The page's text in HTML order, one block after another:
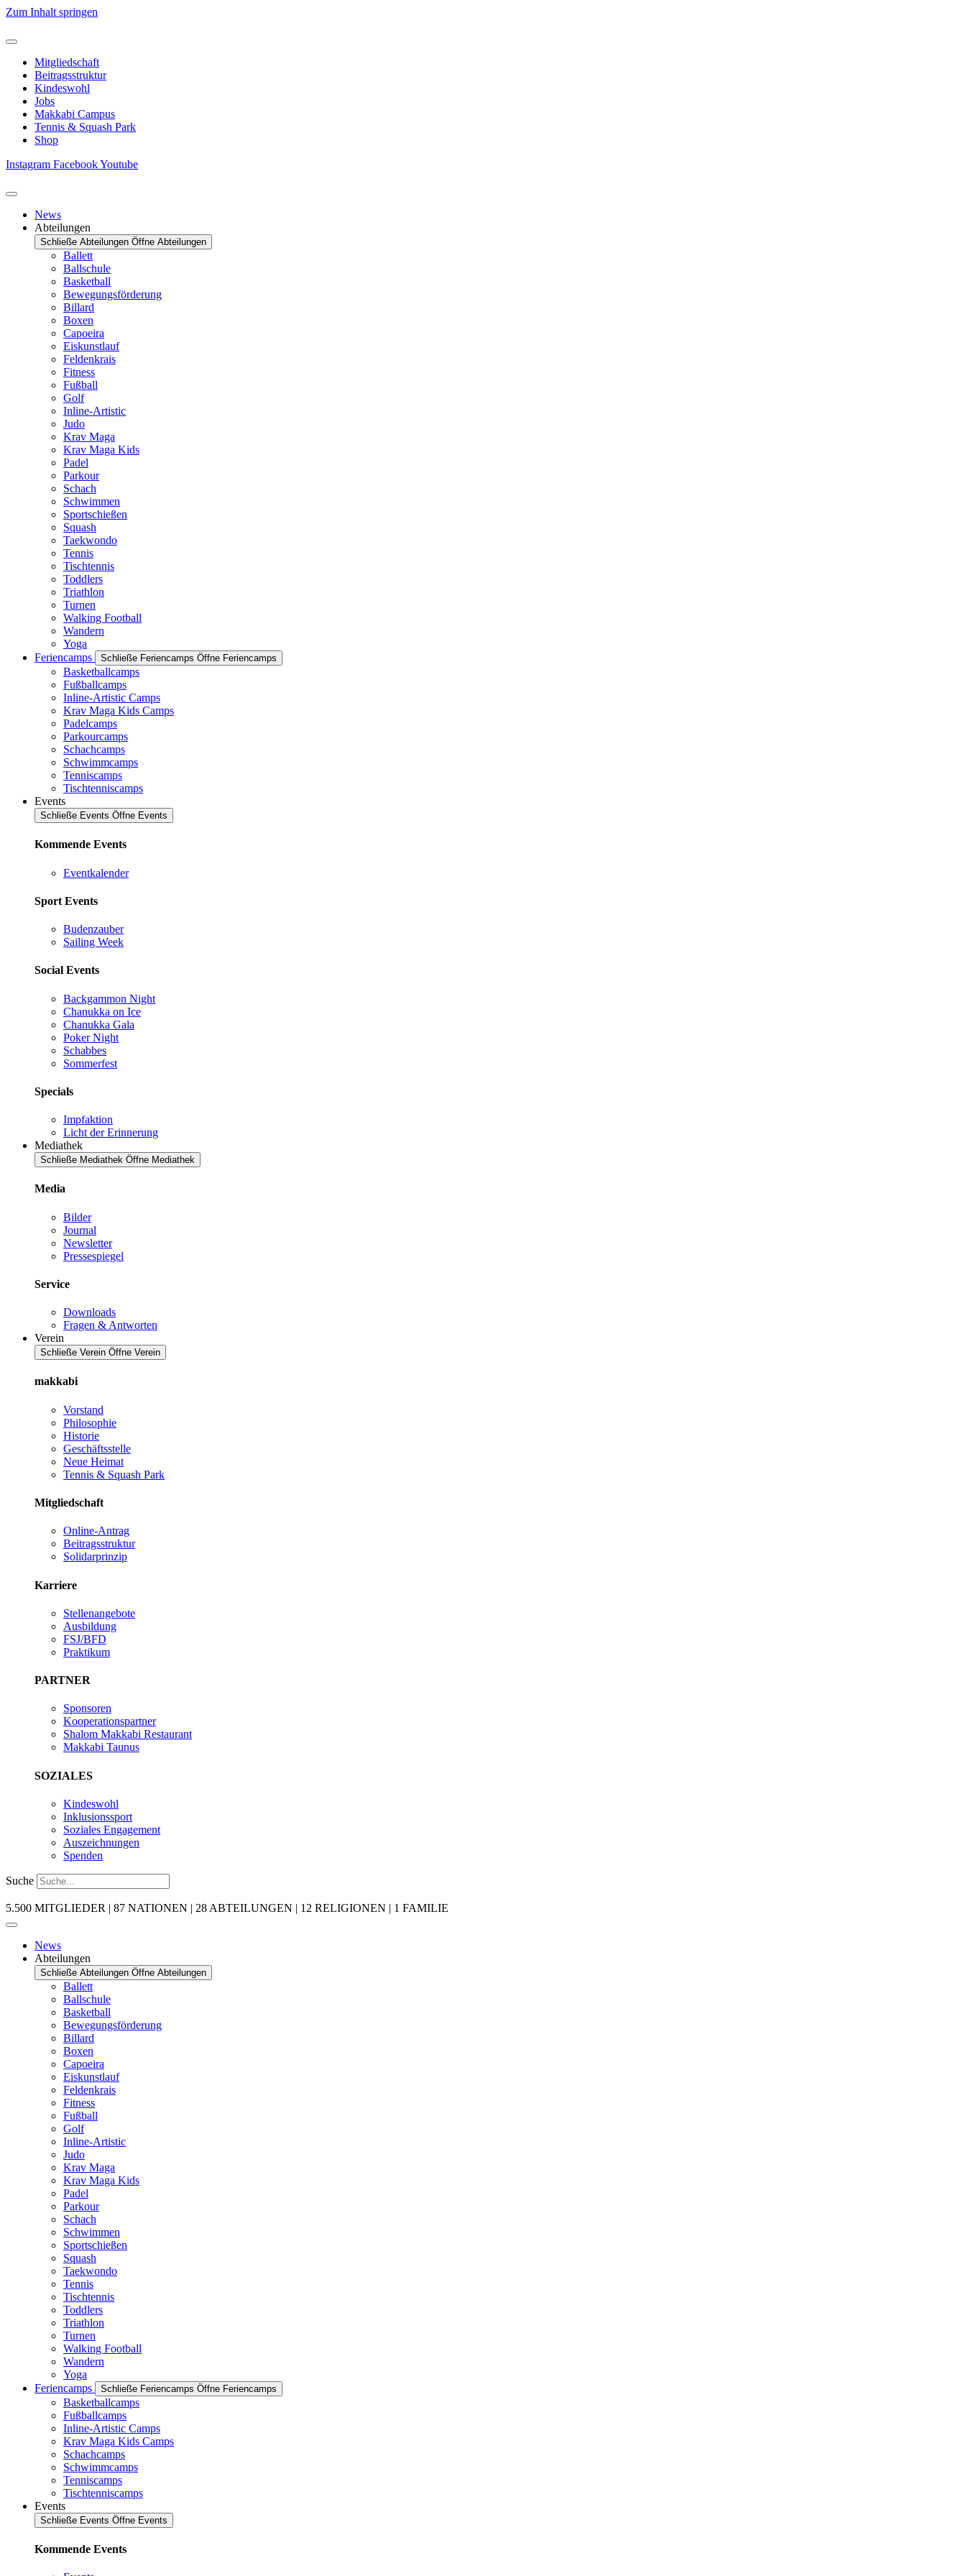
Zum Inhalt springen
Mitgliedschaft
Beitragsstruktur
Kindeswohl
Jobs
Makkabi Campus
Tennis & Squash Park
Shop
Instagram FacebookYoutube
News
Abteilungen
Schließe Abteilungen Öffne Abteilungen
Ballett
Ballschule
Basketball
Bewegungsförderung
Billard
Boxen
Capoeira
Eiskunstlauf
Feldenkrais
Fitness
Fußball
Golf
Inline-Artistic
Judo
Krav Maga
Krav Maga Kids
Padel
Parkour
Schach
Schwimmen
Sportschießen
Squash
Taekwondo
Tennis
Tischtennis
Toddlers
Triathlon
Turnen
Walking Football
Wandern
Yoga
Feriencamps
Schließe Feriencamps Öffne Feriencamps
Basketballcamps
Fußballcamps
Inline-Artistic Camps
Krav Maga Kids Camps
Padelcamps
Parkourcamps
Schachcamps
Schwimmcamps
Tenniscamps
Tischtenniscamps
Events
Schließe Events Öffne Events
Kommende Events
Eventkalender
Sport Events
Budenzauber
Sailing Week
Social Events
Backgammon Night
Chanukka on Ice
Chanukka Gala
Poker Night
Schabbes
Sommerfest
Specials
Impfaktion
Licht der Erinnerung
Mediathek
Schließe Mediathek Öffne Mediathek
Media
Bilder
Journal
Newsletter
Pressespiegel
Service
Downloads
Fragen & Antworten
Verein
Schließe Verein Öffne Verein
makkabi
Vorstand
Philosophie
Historie
Geschäftsstelle
Neue Heimat
Tennis & Squash Park
Mitgliedschaft
Online-Antrag
Beitragsstruktur
Solidarprinzip
Karriere
Stellenangebote
Ausbildung
FSJ/BFD
Praktikum
PARTNER
Sponsoren
Kooperationspartner
Shalom Makkabi Restaurant
Makkabi Taunus
SOZIALES
Kindeswohl
Inklusionssport
Soziales Engagement
Auszeichnungen
Spenden
Suche
5.500 MITGLIEDER | 87 NATIONEN | 28 ABTEILUNGEN | 12 RELIGIONEN | 1 FAMILIE
News
Abteilungen
Schließe Abteilungen Öffne Abteilungen
Ballett
Ballschule
Basketball
Bewegungsförderung
Billard
Boxen
Capoeira
Eiskunstlauf
Feldenkrais
Fitness
Fußball
Golf
Inline-Artistic
Judo
Krav Maga
Krav Maga Kids
Padel
Parkour
Schach
Schwimmen
Sportschießen
Squash
Taekwondo
Tennis
Tischtennis
Toddlers
Triathlon
Turnen
Walking Football
Wandern
Yoga
Feriencamps
Schließe Feriencamps Öffne Feriencamps
Basketballcamps
Fußballcamps
Inline-Artistic Camps
Krav Maga Kids Camps
Schachcamps
Schwimmcamps
Tenniscamps
Tischtenniscamps
Events
Schließe Events Öffne Events
Kommende Events